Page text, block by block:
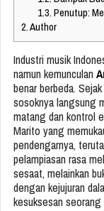
1.3.Penutup:
2.Author
Industri musik
namun kemunculan
benar berbeda.
sosoknya langsung
matang dan kontrol
Marito yang
pendengarnya,
pelampiasan rasa
sesaat, melainkan
dengan kejujuran
kesuksesan